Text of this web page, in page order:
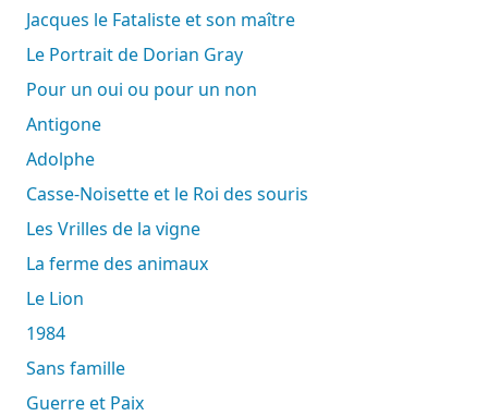
Jacques le Fataliste et son maître
Le Portrait de Dorian Gray
Pour un oui ou pour un non
Antigone
Adolphe
Casse-Noisette et le Roi des souris
Les Vrilles de la vigne
La ferme des animaux
Le Lion
1984
Sans famille
Guerre et Paix